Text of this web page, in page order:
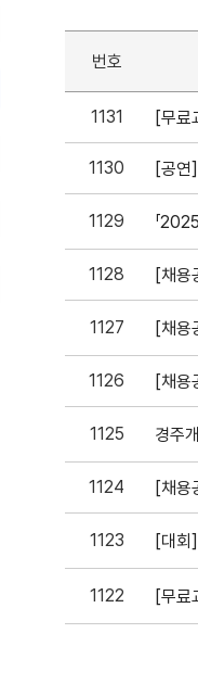
번호
1131
1130
1129 「
1128
1127
1126
1125 경주
1124
1123 [대회
1122